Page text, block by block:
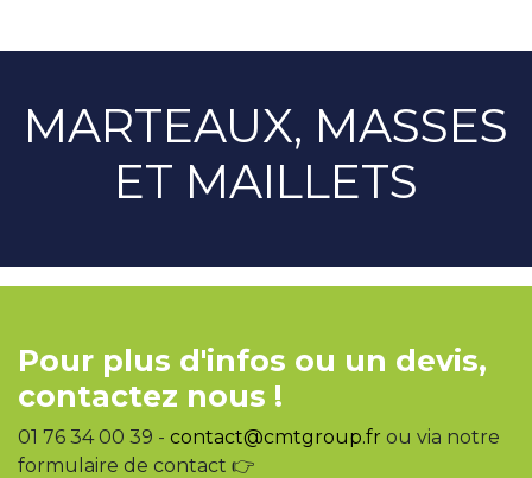
MARTEAUX, MASSES
ET MAILLETS
Pour plus d'infos ou un devis,
contactez nous !
01 76 34 00 39 - contact@cmtgroup.fr ou via notre
formulaire de contact 👉